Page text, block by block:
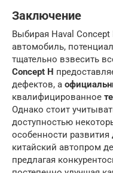
Заключение
Выбирая Haval
автомобиль,
тщательно взвесить
Concept H
дефектов, а
квалифицированное
Однако стоит
доступностью
особенности
китайский автопром
предлагая